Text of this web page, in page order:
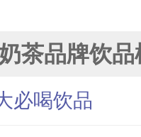
奶茶品牌饮品
必喝饮品